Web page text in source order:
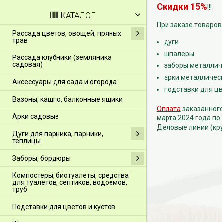
КАТАЛОГ
Рассада цветов, овощей, пряных
трав
Рассада клубники (земляника
садовая)
Аксессуары для сада и огорода
Вазоны, кашпо, балконные ящики
Арки садовые
Дуги для парника, парники,
теплицы
Заборы, бордюры
Компостеры, биотуалеты, средства
для туалетов, септиков, водоемов,
труб
Подставки для цветов и кустов
Скидки 15%!!!
При заказе
дуги
шпалеры
заборы
арки
подставки для
Оплата
марта 2024 года
Деловые линии